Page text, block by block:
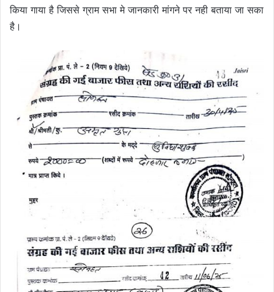
किया गाया है जिससे ग्राम सभा मे जानकारी मांगने पर नही बताया जा सका
है।